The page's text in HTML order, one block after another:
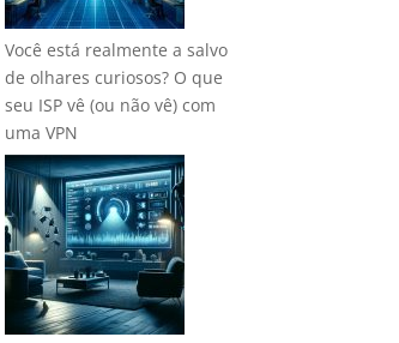
Você está realmente a salvo
de olhares curiosos? O que
seu ISP vê (ou não vê) com
uma VPN